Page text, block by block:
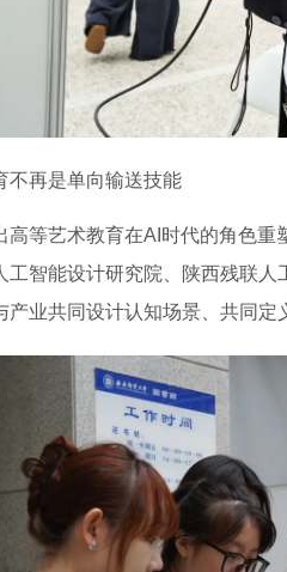
不再是单向输送技能
高等艺术教育在AI时代的角色
工智能设计研究院、陕西残联
产业共同设计认知场景、共同定